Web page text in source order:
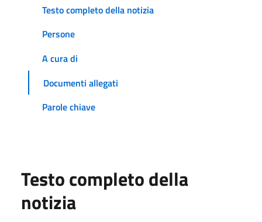
Testo completo della notizia
Persone
A cura di
Documenti allegati
Parole chiave
Testo completo della
notizia